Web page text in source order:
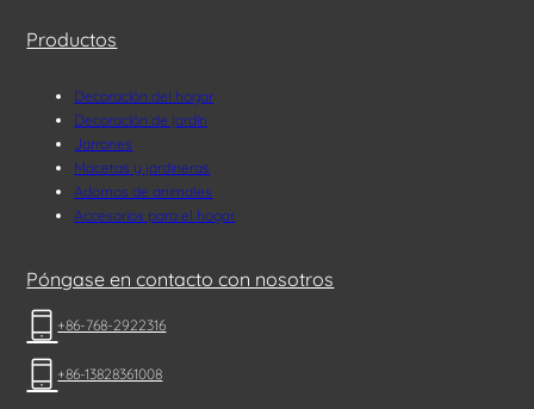
Productos
Decoración del hogar
Decoración de jardín
Jarrones
Macetas y jardineras
Adornos de animales
Accesorios para el hogar
Póngase en contacto con nosotros
+86-768-2922316
+86-13828361008